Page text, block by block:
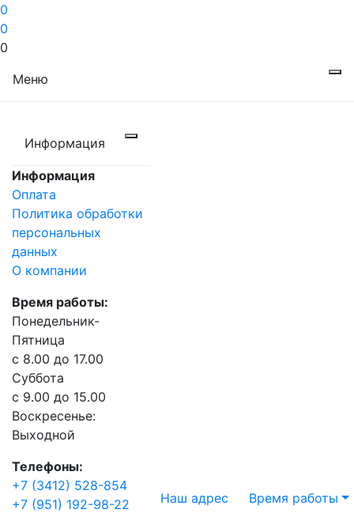
0
0
0
Меню
Информация
Информация
Оплата
Политика обработки
персональных
данных
О компании
Время работы:
Понедельник-
Пятница
с 8.00 до 17.00
Суббота
с 9.00 до 15.00
Воскресенье:
Выходной
Телефоны:
+7 (3412) 528-854
+7 (951) 192-98-22
Наш адрес Время работы